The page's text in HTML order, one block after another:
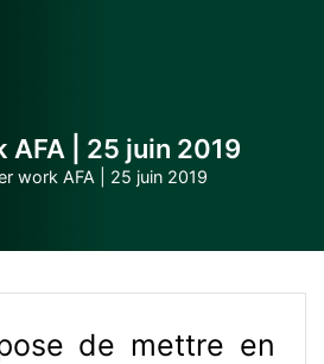
AFA | 25 juin 2019
work AFA | 25 juin 2019
de mettre en